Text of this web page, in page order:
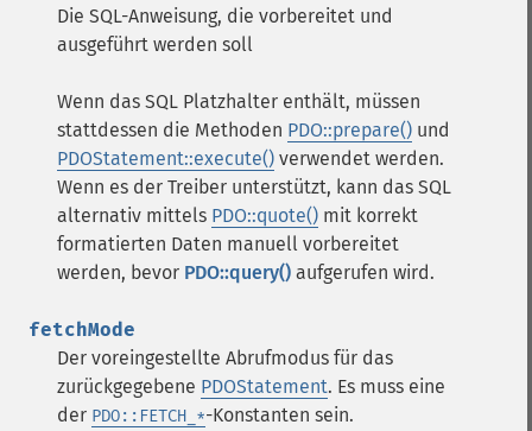
Die SQL-Anweisung, die vorbereitet und
ausgeführt werden soll
Wenn das SQL Platzhalter enthält, müssen
stattdessen die Methoden PDO::prepare() und
PDOStatement::execute() verwendet werden.
Wenn es der Treiber unterstützt, kann das SQL
alternativ mittels PDO::quote() mit korrekt
formatierten Daten manuell vorbereitet
werden, bevor PDO::query() aufgerufen wird.
fetchMode
Der voreingestellte Abrufmodus für das
zurückgegebene PDOStatement. Es muss eine
der PDO::FETCH_*-Konstanten sein.